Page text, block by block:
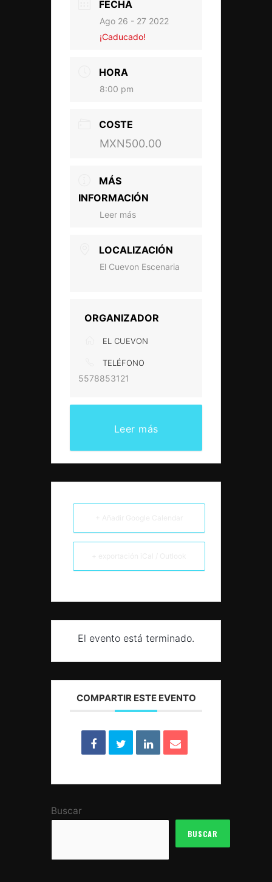
FECHA
Ago 26 - 27 2022
¡Caducado!
HORA
8:00 pm
COSTE
MXN500.00
MÁS
INFORMACIÓN
Leer más
LOCALIZACIÓN
El Cuevon Escenaria
ORGANIZADOR
EL CUEVON
TELÉFONO
5578853121
Leer más
El evento está terminado.
COMPARTIR ESTE EVENTO
Buscar
BUSCAR